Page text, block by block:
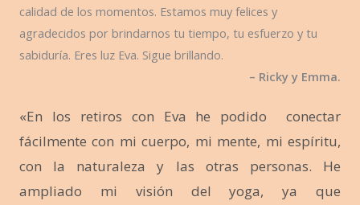
calidad de los momentos. Estamos muy felices y
agradecidos por brindarnos tu tiempo, tu esfuerzo y tu
sabiduría. Eres luz Eva. Sigue brillando.
– Ricky y Emma.
«En los retiros con Eva he podido conectar
fácilmente con mi cuerpo, mi mente, mi espíritu,
con la naturaleza y las otras personas. He
ampliado mi visión del yoga, ya que